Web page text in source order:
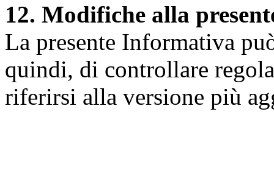
12. Modifiche alla
La presente Informativa
quindi, di controllare
riferirsi alla versione più